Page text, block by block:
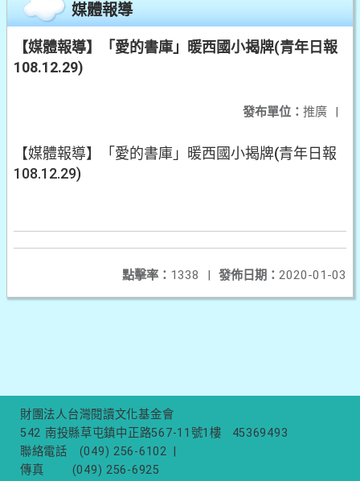
媒體報導
【媒體報導】「愛的書庫」暖西國小揭牌(青年日報
108.12.29)
發布單位： 推廣 |
【媒體報導】「愛的書庫」暖西國小揭牌(青年日報
108.12.29)
發佈日期： 2020-01-03
點擊率： 1338 |
財團法人台灣閱讀文化基金會
542 南投縣草屯鎮中正路567-11號1樓
45369493
聯絡電話
(049) 256-6102
傳真
(049) 256-6925